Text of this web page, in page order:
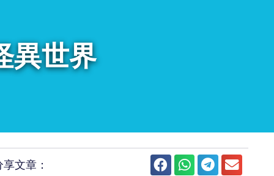
世界
享文章：